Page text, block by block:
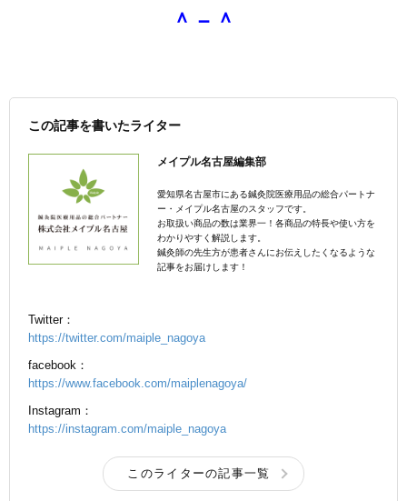
＾－＾
この記事を書いたライター
メイプル名古屋編集部
愛知県名古屋市にある鍼灸院医療用品の総合パートナ
ー・メイプル名古屋のスタッフです。
お取扱い商品の数は業界一！各商品の特長や使い方を
わかりやすく解説します。
鍼灸師の先生方が患者さんにお伝えしたくなるような
記事をお届けします！
Twitter：
https://twitter.com/maiple_nagoya
facebook：
https://www.facebook.com/maiplenagoya/
Instagram：
https://instagram.com/maiple_nagoya
このライターの記事一覧